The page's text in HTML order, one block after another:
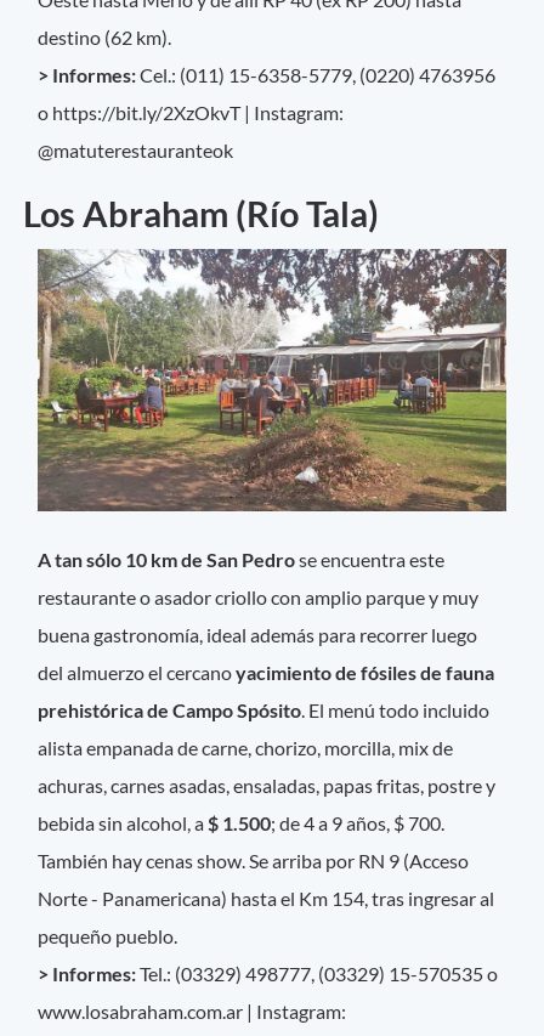
destino (62 km).
> Informes:Cel.: (011) 15-6358-5779, (0220) 4763956
o https://bit.ly/2XzOkvT | Instagram:
@matuterestauranteok
Los Abraham (Río Tala)
A tan sólo 10 km de San Pedrose encuentra este
restaurante o asador criollo con amplio parque y muy
buena gastronomía, ideal además para recorrer luego
del almuerzo el cercanoyacimiento de fósiles de fauna
prehistórica de Campo Spósito. El menú todo incluido
alista empanada de carne, chorizo, morcilla, mix de
achuras, carnes asadas, ensaladas, papas fritas, postre y
bebida sin alcohol, a$ 1.500; de 4 a 9 años, $ 700.
También hay cenas show. Se arriba por RN 9 (Acceso
Norte - Panamericana) hasta el Km 154, tras ingresar al
pequeño pueblo.
> Informes:Tel.: (03329) 498777, (03329) 15-570535 o
www.losabraham.com.ar | Instagram: